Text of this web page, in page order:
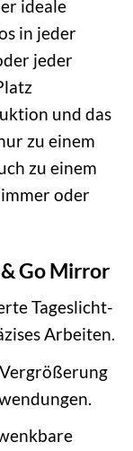
ideale
in jeder
jeder
und das
zu einem
zu einem
oder
Go Mirror
Tageslicht-
Arbeiten.